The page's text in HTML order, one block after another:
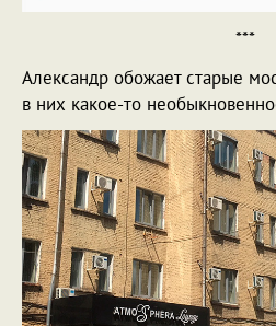
***
Александр обожает старые
в них какое-то